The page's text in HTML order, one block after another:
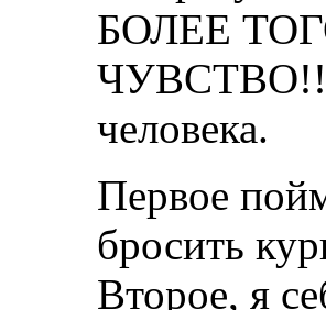
БОЛЕЕ
ЧУВСТВО!!!
человека.
Первое
бросить
Второе, я